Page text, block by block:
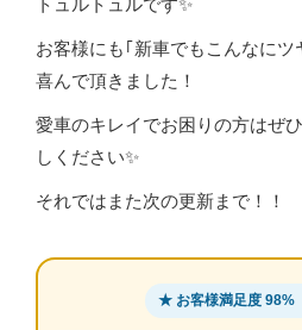
お客様にも｢新車でもこんなにツ
喜んで頂きました！
愛車のキレイでお困りの方はぜ
しください✨
それではまた次の更新まで！！
★ お客様満足度 98%